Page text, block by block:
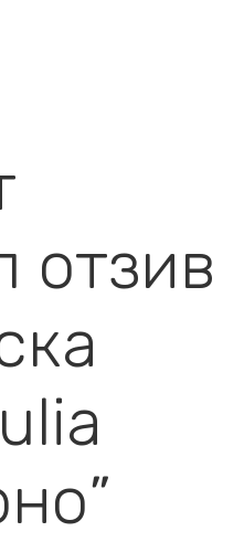
отзив